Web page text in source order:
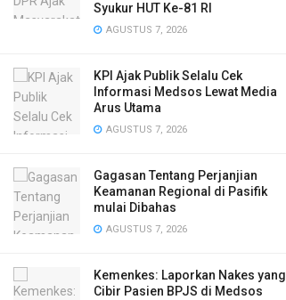
Syukur HUT Ke-81 RI
AGUSTUS 7, 2026
KPI Ajak Publik Selalu Cek
Informasi Medsos Lewat Media
Arus Utama
AGUSTUS 7, 2026
Gagasan Tentang Perjanjian
Keamanan Regional di Pasifik
mulai Dibahas
AGUSTUS 7, 2026
Kemenkes: Laporkan Nakes yang
Cibir Pasien BPJS di Medsos